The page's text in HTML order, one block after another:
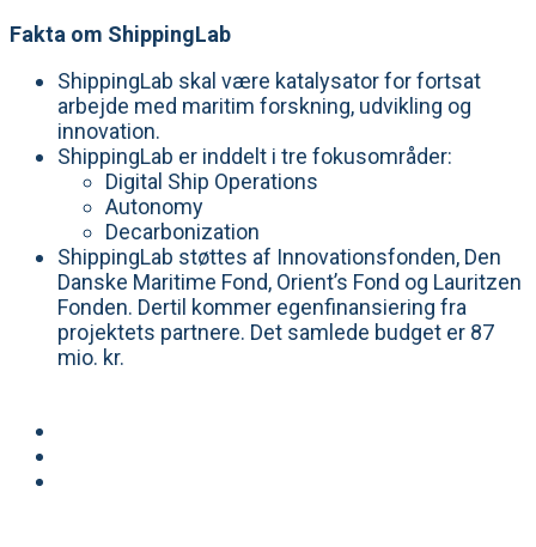
Fakta om ShippingLab
ShippingLab skal være katalysator for fortsat
arbejde med maritim forskning, udvikling og
innovation.
ShippingLab er inddelt i tre fokusområder:
Digital Ship Operations
Autonomy
Decarbonization
ShippingLab støttes af Innovationsfonden, Den
Danske Maritime Fond, Orient’s Fond og Lauritzen
Fonden. Dertil kommer egenfinansiering fra
projektets partnere. Det samlede budget er 87
mio. kr.